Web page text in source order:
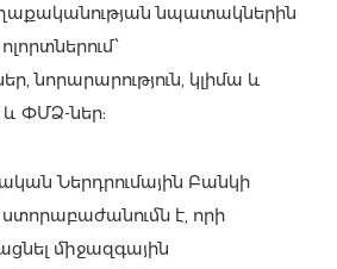
նպատակներին
նորարարություն, կլիմա և
ՓՄՁ-ներ:
Ներդրումային Բանկի
է, որի
միջազգային